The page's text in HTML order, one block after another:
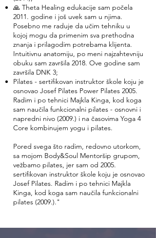
🙏 Theta Healing edukacije sam počela
2011. godine i još uvek sam u njima.
Posebno me raduje da učim tehniku u
kojoj mogu da primenim sva prethodna
znanja i prilagodim potrebama klijenta.
Intuitivnu anatomiju, po meni najzahtevniju
obuku sam završila 2018. Ove godine sam
završila DNK 3;
Pilates - sertifikovan instruktor škole koju je
osnovao Josef Pilates Power Pilates 2005.
Radim i po tehnici Majkla Kinga, kod koga
sam naučila funkcionalni pilates - osnovni i
napredni nivo (2009.) i na časovima Yoga 4
Core kombinujem yogu i pilates.
Pored svega što radim, redovno utorkom,
sa mojom Body&Soul Mentoršip grupom,
vežbamo pilates, jer sam od 2005.
sertifikovan instruktor škole koju je osnovao
Josef Pilates. Radim i po tehnici Majkla
Kinga, kod koga sam naučila funkcionalni
pilates (2009.)."